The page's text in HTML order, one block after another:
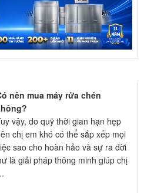
nên mua máy rửa chén
vậy, do quỹ thời gian hạn hẹp
chị em khó có thể sắp xếp mọi
sao cho hoàn hảo và sự ra đời
là giải pháp thông minh giúp chị